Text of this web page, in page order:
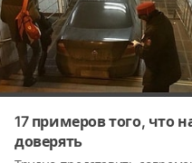
17 примеров того, что
доверять